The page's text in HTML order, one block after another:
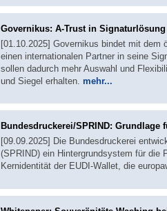
Governikus: A-Trust in
[01.10.2025] Governikus bindet mit dem
einen internationalen Partner in seine
sollen dadurch mehr Auswahl und
und Siegel erhalten. mehr...
Bundesdruckerei/SPRIND: Grundlage
[09.09.2025] Die Bundesdruckerei
(SPRIND) ein Hintergrundsystem für die
Kernidentität der EUDI-Wallet, die